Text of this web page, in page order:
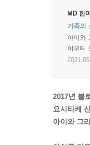
MD 한
가족의
아이와
이부터
2017년 볼
요시타케
아이와 그